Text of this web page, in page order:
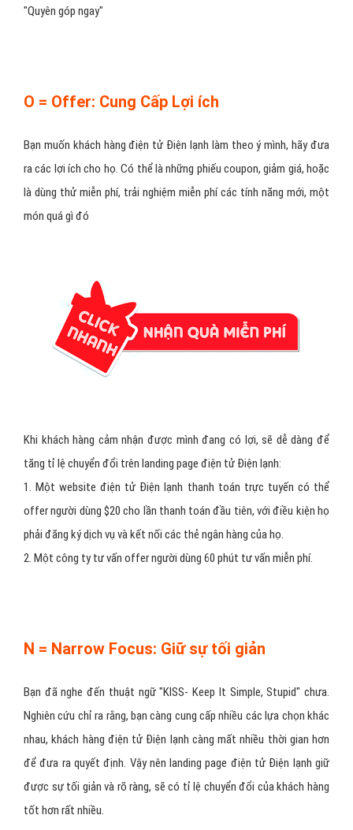
"Quyên góp ngay"
O = Offer: Cung Cấp Lợi ích
Bạn muốn khách hàng điện tử Điện lạnh làm theo ý mình, hãy đưa
ra các lợi ích cho họ. Có thể là những phiếu coupon, giảm giá, hoặc
là dùng thử miễn phí, trải nghiệm miễn phí các tính năng mới, một
món quá gì đó
Khi khách hàng cảm nhận được mình đang có lợi, sẽ dễ dàng để
tăng tỉ lệ chuyển đổi trên landing page điện tử Điện lạnh:
1. Một website điện tử Điện lạnh thanh toán trực tuyến có thể
offer người dùng $20 cho lần thanh toán đầu tiên, với điều kiện họ
phải đăng ký dịch vụ và kết nối các thẻ ngân hàng của họ.
2. Một công ty tư vấn offer người dùng 60 phút tư vấn miễn phí.
N = Narrow Focus: Giữ sự tối giản
Bạn đã nghe đến thuật ngữ "KISS- Keep It Simple, Stupid" chưa.
Nghiên cứu chỉ ra rằng, bạn càng cung cấp nhiều các lựa chọn khác
nhau, khách hàng điện tử Điện lạnh càng mất nhiều thời gian hơn
để đưa ra quyết định. Vậy nên landing page điện tử Điện lạnh giữ
được sự tối giản và rõ ràng, sẽ có tỉ lệ chuyển đổi của khách hàng
tốt hơn rất nhiều.